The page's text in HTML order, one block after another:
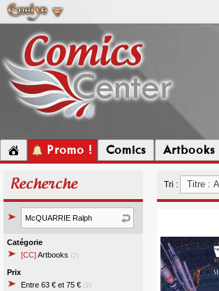
Promo ! Comics Artbooks
Recherche
Catégorie
[CC]Artbooks (2)
Prix
Entre 63 € et 75 € (2)
Tri :